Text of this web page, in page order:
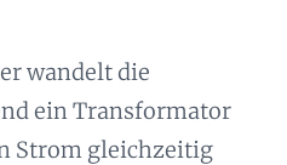
wandelt die
ein Transformator
Strom gleichzeitig